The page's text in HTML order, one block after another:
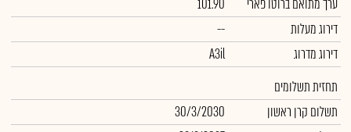
ערך מתואם ברוטו פארי
101.90
דירוג מעלות
--
דירוג מדרוג
A3il
תחזית תשלומים
תשלום קרן ראשון
30/3/2030